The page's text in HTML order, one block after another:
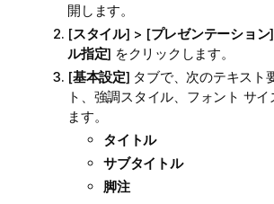
開します。
[スタイル] > [プレゼンテーション
ル指定] をクリックします。
[基本設定] タブで、次のテキスト
ト、強調スタイル、フォント サ
ます。
タイトル
サブタイトル
脚注